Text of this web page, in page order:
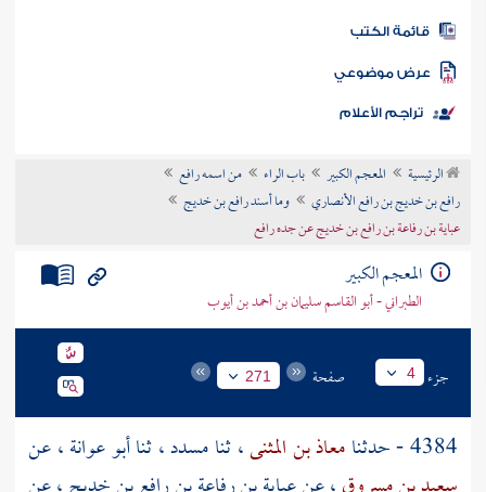
المكتبة
الكتب
موضوعي
تراجم الأعلام
الرئيسية المعجم الكبير باب الراء
من اسمه رافع
رافع بن خديج بن رافع الأنصاري
وما أسند رافع بن خديج
عباية بن رفاعة بن رافع بن خديج عن جده رافع
المعجم الكبير
الطبراني - أبو القاسم سليمان بن أحمد بن أيوب
جزء 4 صفحة 271
4384 - حدثنا معاذ بن المثنى، ثنامسدد، ثناأبو عوانة، عن